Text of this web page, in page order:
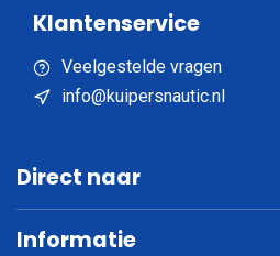
Klantenservice
Veelgestelde vragen
info@kuipersnautic.nl
Direct naar
Informatie